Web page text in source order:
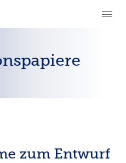
zum Entwurf